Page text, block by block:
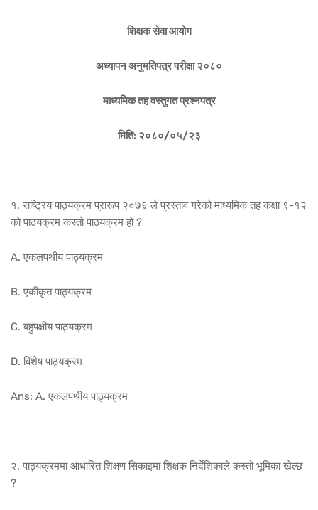
शिक्षक सेवा आयोग
अध्यापन अनुमतिपत्र परीक्षा २०८०
माध्यमिक तह वस्तुगत प्रश्नपत्र
मिति: २०८०/०५/२३
१. राष्ट्रिय पाठ्यक्रम प्रारूप २०७६ ले प्रस्ताव गरेको माध्यमिक तह कक्षा ९-१२
को पाठयक्रम कस्तो पाठयक्रम हो ?
A. एकलपथीय पाठ्यक्रम
B. एकीकृत पाठ्यक्रम
C. बहुपक्षीय पाठ्यक्रम
D. विशेष पाठ्यक्रम
Ans: A. एकलपथीय पाठ्यक्रम
२. पाठ्यक्रममा आधारित शिक्षण सिकाइमा शिक्षक निर्देशिकाले कस्तो भूमिका खेल्छ
?